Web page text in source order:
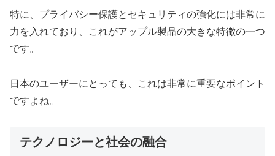
特に、プライバシー保護とセキュリティの強化には非常に
力を入れており、これがアップル製品の大きな特徴の一つ
です。
日本のユーザーにとっても、これは非常に重要なポイント
ですよね。
テクノロジーと社会の融合